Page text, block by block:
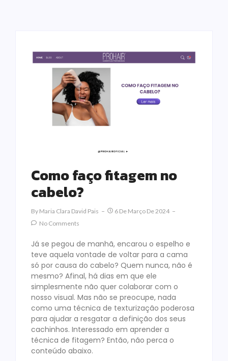
Como faço fitagem no
cabelo?
By Maria Clara David Pais
6 De Março De 2024
No Comments
Já se pegou de manhã, encarou o espelho e
teve aquela vontade de voltar para a cama
só por causa do cabelo? Quem nunca, não é
mesmo? Afinal, há dias em que ele
simplesmente não quer colaborar com o
nosso visual. Mas não se preocupe, nada
como uma técnica de texturização poderosa
para ajudar a resgatar a definição dos seus
cachinhos. Interessado em aprender a
técnica de fitagem? Então, não perca o
conteúdo abaixo.